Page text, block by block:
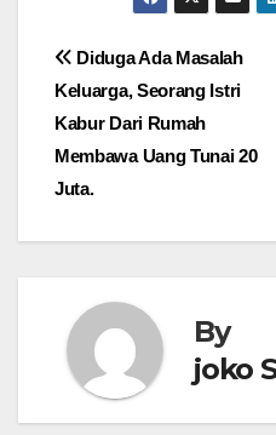
Navigasi
pos
Diduga Ada Masalah
Keluarga, Seorang Istri
Kabur Dari Rumah
Membawa Uang Tunai 20
Juta.
By
joko